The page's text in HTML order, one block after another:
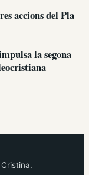
accions del Pla
la segona